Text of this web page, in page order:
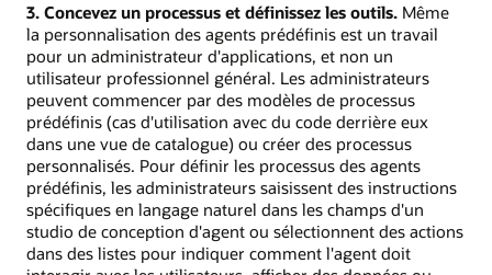
3. Concevez un processus et définissez les outils. Même
la personnalisation des agents prédéfinis est un travail
pour un administrateur d'applications, et non un
utilisateur professionnel général. Les administrateurs
peuvent commencer par des modèles de processus
prédéfinis (cas d'utilisation avec du code derrière eux
dans une vue de catalogue) ou créer des processus
personnalisés. Pour définir les processus des agents
prédéfinis, les administrateurs saisissent des instructions
spécifiques en langage naturel dans les champs d'un
studio de conception d'agent ou sélectionnent des actions
dans des listes pour indiquer comment l'agent doit